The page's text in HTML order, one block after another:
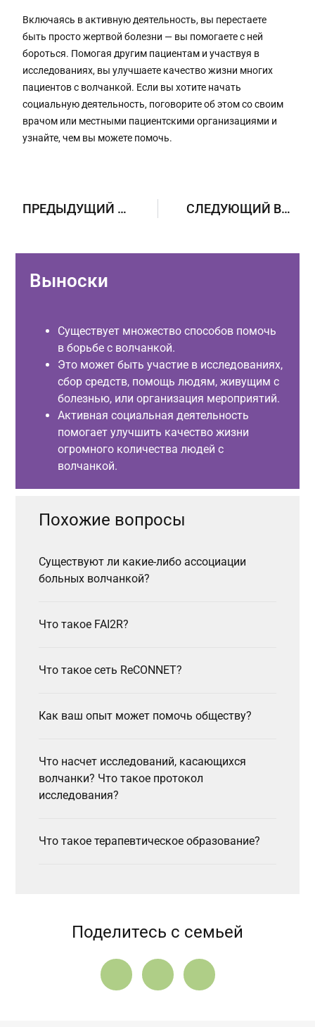
Включаясь в активную деятельность, вы перестаете
быть просто жертвой болезни — вы помогаете с ней
бороться. Помогая другим пациентам и участвуя в
исследованиях, вы улучшаете качество жизни многих
пациентов с волчанкой. Если вы хотите начать
социальную деятельность, поговорите об этом со своим
врачом или местными пациентскими организациями и
узнайте, чем вы можете помочь.
ПРЕДЫДУЩИЙ ВОПРОС СЛЕДУЮЩИЙ ВОПРОС
Выноски
Существует множество способов помочь
в борьбе с волчанкой.
Это может быть участие в исследованиях,
сбор средств, помощь людям, живущим с
болезнью, или организация мероприятий.
Активная социальная деятельность
помогает улучшить качество жизни
огромного количества людей с
волчанкой.
Похожие вопросы
Существуют ли какие-либо ассоциации
больных волчанкой?
Что такое FAI2R?
Что такое сеть ReCONNET?
Как ваш опыт может помочь обществу?
Что насчет исследований, касающихся
волчанки? Что такое протокол
исследования?
Что такое терапевтическое образование?
Поделитесь с семьей